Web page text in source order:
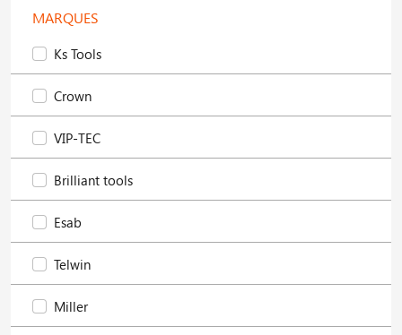
MARQUES
Ks Tools
Crown
VIP-TEC
Brilliant tools
Esab
Telwin
Miller